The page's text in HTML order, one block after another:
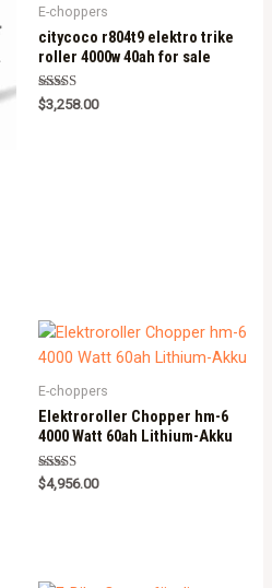
E-choppers
citycoco r804t9 elektro trike
roller 4000w 40ah for sale
Rated
5.00
$3,258.00
E-choppers
Elektroroller Chopper hm-6
4000 Watt 60ah Lithium-Akku
Rated
5.00
$4,956.00